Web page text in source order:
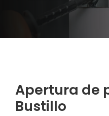
Apertura de
Bustillo